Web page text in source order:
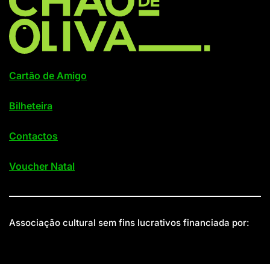
Cartão de Amigo
Bilheteira
Contactos
Voucher Natal
Associação cultural sem fins lucrativos financiada por: